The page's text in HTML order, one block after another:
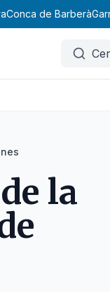
Conca de Barberà
la